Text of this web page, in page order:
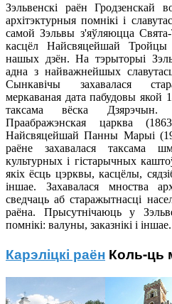
Зэльвенскі раён Гродзенскай
архітэктурныя помнікі і
самой Зэльвы з'яўляюцца
касцёл Найсвяцейшай Тройцы
нашых дзён. На тэрыторыі
адна з найважнейшых
Сынкавічы захавалася
меркаваная дата пабудовы якой
таксама вёска Дзярэчын.
Праабражэнская царква
Найсвяцейшай Панны Марыі
раёне захавалася таксама
культурных і гістарычных
якіх ёсць цэрквы, касцёлы,
іншае. Захавалася мноства
сведчаць аб старажытнасці
раёна. Прысутнічаюць у
помнікі: валуны, заказнікі і іншае.
Карэліцкі раён Коль-ць